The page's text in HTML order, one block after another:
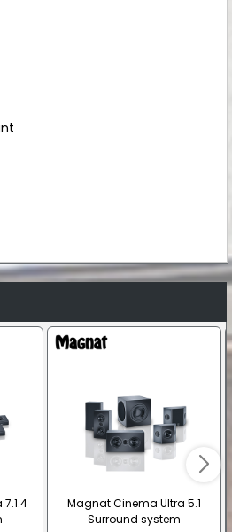
Magnat Cinema Ultra 5.1
Surround system